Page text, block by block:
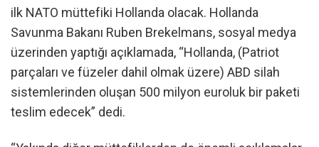
ilk NATO müttefiki Hollanda olacak. Hollanda
Savunma Bakanı Ruben Brekelmans, sosyal medya
üzerinden yaptığı açıklamada, “Hollanda, (Patriot
parçaları ve füzeler dahil olmak üzere) ABD silah
sistemlerinden oluşan 500 milyon euroluk bir paketi
teslim edecek” dedi.